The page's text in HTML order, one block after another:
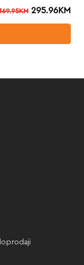
KM 295.96KM